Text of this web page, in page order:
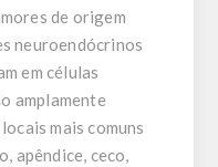
de origem
neuroendócrinos
em células
amplamente
mais comuns
apêndice, ceco,